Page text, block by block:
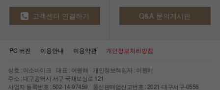
고객센터 연결하기 Q&A 문의게시판
PC 버전 이용안내 이용약관 개인정보처리방침
상호 : 미소바이크 대표 : 이원해 개인정보책임자 : 이원해
주소 : 대구광역시 서구 국채보상로 121
사업자 등록번호 : 502-14-97459 통신판매업신고번호 : 2021-대구서구-0556